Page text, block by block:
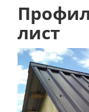
лист